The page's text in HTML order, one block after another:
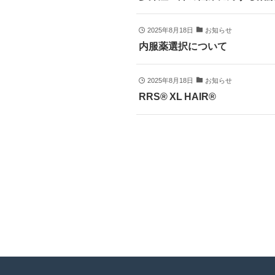
2025年8月18日 お知らせ
内服薬選択について
2025年8月18日 お知らせ
RRS® XL HAIR®